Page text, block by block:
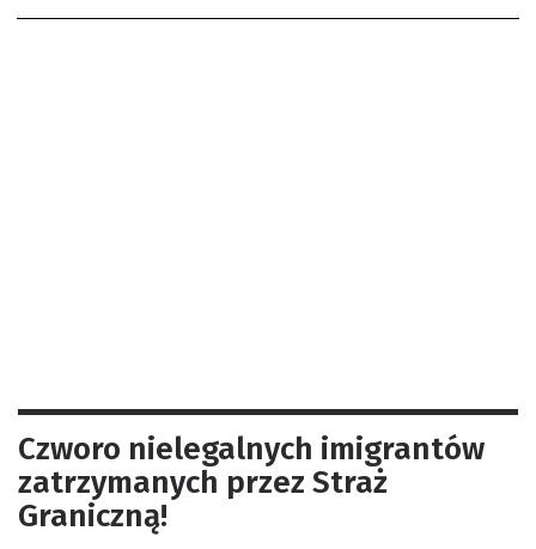
Czworo nielegalnych imigrantów
zatrzymanych przez Straż
Graniczną!